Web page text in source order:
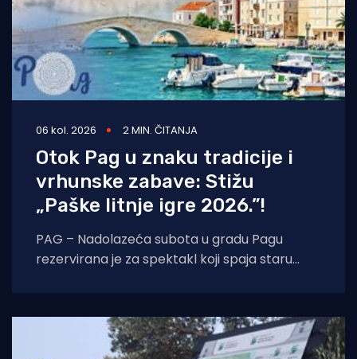
06 kol. 2026 2 MIN. ČITANJA
Otok Pag u znaku tradicije i
vrhunske zabave: Stižu
„Paške litnje igre 2026.”!
PAG – Nadolazeća subota u gradu Pagu
rezervirana je za spektakl koji spaja staru